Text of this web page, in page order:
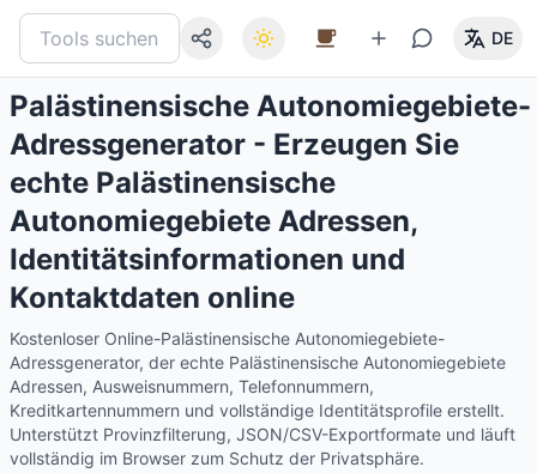
DE
Palästinensische Autonomiegebiete-
Adressgenerator - Erzeugen Sie
echte Palästinensische
Autonomiegebiete Adressen,
Identitätsinformationen und
Kontaktdaten online
Kostenloser Online-Palästinensische Autonomiegebiete-
Adressgenerator, der echte Palästinensische Autonomiegebiete
Adressen, Ausweisnummern, Telefonnummern,
Kreditkartennummern und vollständige Identitätsprofile erstellt.
Unterstützt Provinzfilterung, JSON/CSV-Exportformate und läuft
vollständig im Browser zum Schutz der Privatsphäre.